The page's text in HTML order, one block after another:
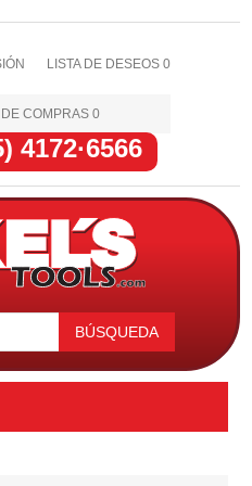
LISTA DE DESEOS 0
COMPRAS 0
4172·6566
BÚSQUEDA